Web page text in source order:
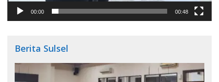
00:00 00:48
Berita Sulsel